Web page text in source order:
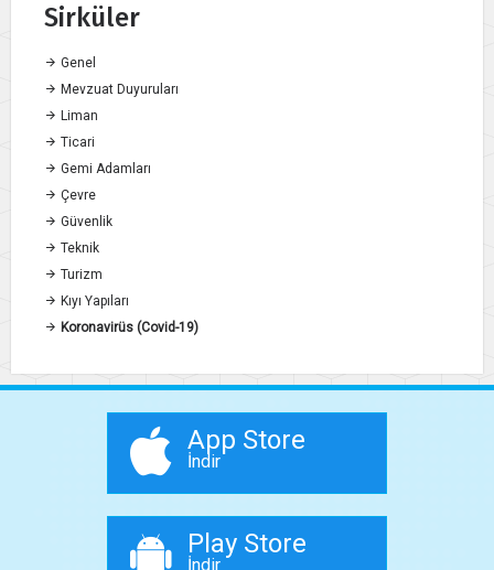
Sirküler
Genel
Mevzuat Duyuruları
Liman
Ticari
Gemi Adamları
Çevre
Güvenlik
Teknik
Turizm
Kıyı Yapıları
Koronavirüs (Covid-19)
App Store
İndir
Play Store
İndir